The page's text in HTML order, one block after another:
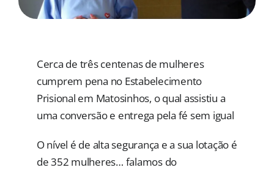
Cerca de três centenas de mulheres
cumprem pena no Estabelecimento
Prisional em Matosinhos, o qual assistiu a
uma conversão e entrega pela fé sem igual
O nível é de alta segurança e a sua lotação é
de 352 mulheres… falamos do